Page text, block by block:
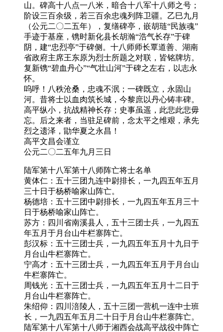
山。碑高十八点一八米，暗合十八军十八师之号；
阶设三百余级，若三百余忠魂列阵卫疆。乙巳九月
（公元二〇二五年），复缮碑亭，嵌胡琏“民族魂”
手迹于基座，镌时新化县长胡瀚“浩气长存”于碑
阴，建“忠烈亭”于碑侧。十八师师长覃道善、湖南
省政府主席王东原为烈士所题之对联，皆铭牌坊。
复新镌“碧血丹心”“气壮山河”于碑之左右，以志永
怀。
呜呼！八秩沧桑，忠魂不泯；一碑既立，永固山
河。昔将士以血肉筑长城，今黎庶以丹心铸丰碑。
高平纵小，抗战精神长存；史事虽遥，此悲此悲毋
忘。后之来者，当驻足碑前，念太平之维艰，承先
烈之遗泽，勖华夏之永昌！
高平文昌会谨立
公元二〇二五年九月三日
陆军第十八军第十八师阵亡将士名单
黄体仁：五十三团九连中尉排长，一九四五年五月
三十日于杨桥喻家山阵亡。
杨德培：五十三团中尉排长，一九四五年五月三十
日于杨桥喻家山阵亡。
苏方：四川省南溪县人，五十三团士兵，一九四五
年五月于月台山牛栏寨阵亡。
彭汉标：五十三团士兵，一九四五年五月十九日于
月台山牛栏寨阵亡。
宁高才：五十三团士兵，一九四五年五月于月台山
牛栏寨阵亡。
周钱光：五十三团士兵，一九四五年五月十二日于
月台山牛栏寨阵亡。
朱绍仰：四川涪陵人，五十三团一营机一连中士班
长，一九四五年五月二十日于月台山牛栏寨阵亡。
陆军第十八军第十八师于湘西会战高平战役中阵亡